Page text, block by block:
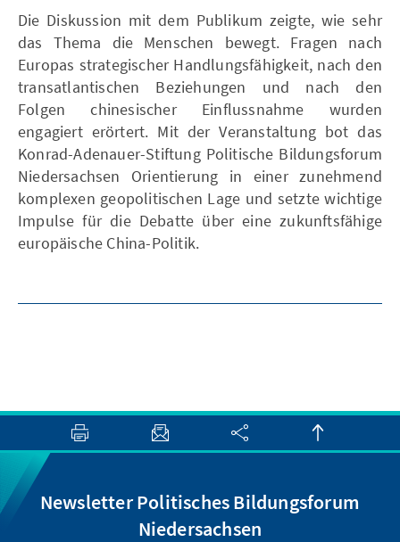
Die Diskussion mit dem Publikum zeigte, wie sehr
das Thema die Menschen bewegt. Fragen nach
Europas strategischer Handlungsfähigkeit, nach den
transatlantischen Beziehungen und nach den
Folgen chinesischer Einflussnahme wurden
engagiert erörtert. Mit der Veranstaltung bot das
Konrad-Adenauer-Stiftung Politische Bildungsforum
Niedersachsen Orientierung in einer zunehmend
komplexen geopolitischen Lage und setzte wichtige
Impulse für die Debatte über eine zukunftsfähige
europäische China-Politik.
Newsletter Politisches Bildungsforum
Niedersachsen